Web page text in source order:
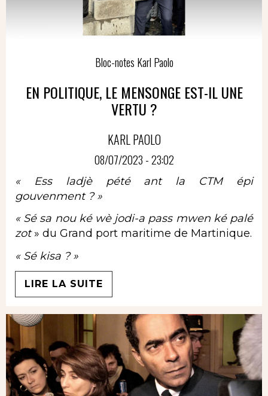
Bloc-notes Karl Paolo
EN POLITIQUE, LE MENSONGE EST-IL UNE
VERTU ?
KARL PAOLO
08/07/2023 - 23:02
« Ess ladjè pété ant la CTM épi
gouvenment ? »
« Sé sa nou ké wè jodi-a pass mwen ké palé
zot» du Grand port maritime de Martinique.
« Sé kisa ? »
LIRE LA SUITE